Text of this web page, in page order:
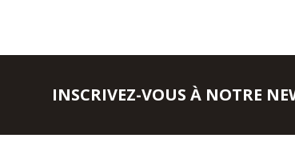
INSCRIVEZ-VOUS À NOTRE